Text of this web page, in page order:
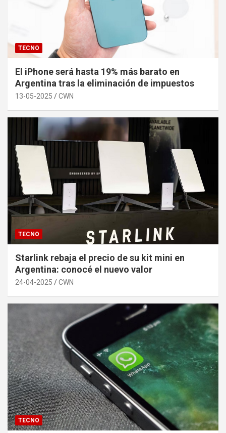
TECNO
El iPhone será hasta 19% más barato en
Argentina tras la eliminación de impuestos
13-05-2025 CWN
TECNO
Starlink rebaja el precio de su kit mini en
Argentina: conocé el nuevo valor
24-04-2025 CWN
TECNO